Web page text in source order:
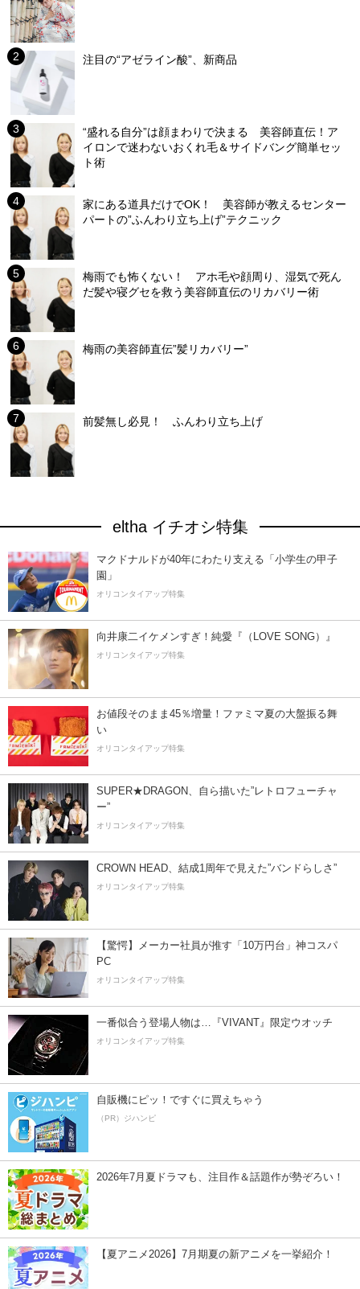
注目の“アゼライン酸”、新商品
“盛れる自分”は顔まわりで決まる 美容師直伝！ア
イロンで迷わないおくれ毛＆サイドバング簡単セッ
ト術
家にある道具だけでOK！ 美容師が教えるセンター
パートの”ふんわり立ち上げ”テクニック
梅雨でも怖くない！ アホ毛や顔周り、湿気で死ん
だ髪や寝グセを救う美容師直伝のリカバリー術
梅雨の美容師直伝”髪リカバリー”
前髪無し必見！ ふんわり立ち上げ
eltha イチオシ特集
マクドナルドが40年にわたり支える「小学生の甲子
園」
オリコンタイアップ特集
向井康二イケメンすぎ！純愛『（LOVE SONG）』
オリコンタイアップ特集
お値段そのまま45％増量！ファミマ夏の大盤振る舞
い
オリコンタイアップ特集
SUPER★DRAGON、自ら描いた”レトロフューチャ
ー”
オリコンタイアップ特集
CROWN HEAD、結成1周年で見えた”バンドらしさ”
オリコンタイアップ特集
【驚愕】メーカー社員が推す「10万円台」神コスパ
PC
オリコンタイアップ特集
一番似合う登場人物は…『VIVANT』限定ウオッチ
オリコンタイアップ特集
自販機にピッ！ですぐに買えちゃう
（PR）ジハンピ
2026年7月夏ドラマも、注目作＆話題作が勢ぞろい！
【夏アニメ2026】7月期夏の新アニメを一挙紹介！